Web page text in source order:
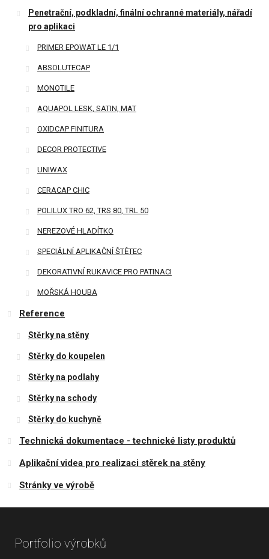
Penetrační, podkladní, finální ochranné materiály, nářadí
pro aplikaci
PRIMER EPOWAT LE 1/1
ABSOLUTECAP
MONOTILE
AQUAPOL LESK, SATIN, MAT
OXIDCAP FINITURA
DECOR PROTECTIVE
UNIWAX
CERACAP CHIC
POLILUX TRO 62, TRS 80, TRL 50
NEREZOVÉ HLADÍTKO
SPECIÁLNÍ APLIKAČNÍ ŠTĚTEC
DEKORATIVNÍ RUKAVICE PRO PATINACI
MOŘSKÁ HOUBA
Reference
Stěrky na stěny
Stěrky do koupelen
Stěrky na podlahy
Stěrky na schody
Stěrky do kuchyně
Technická dokumentace - technické listy produktů
Aplikační videa pro realizaci stěrek na stěny
Stránky ve výrobě
Portfolio výrobků